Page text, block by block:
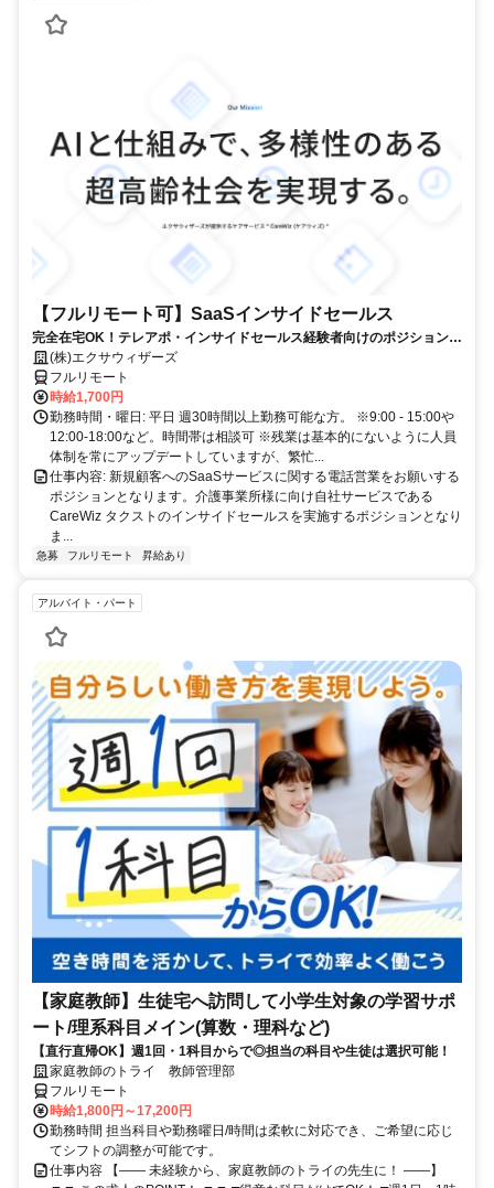
【フルリモート可】SaaSインサイドセールス
完全在宅OK！テレアポ・インサイドセールス経験者向けのポジションで
す！(株)エクサウィザーズ
フルリモート
時給1,700円
勤務時間・曜日: 平日 週30時間以上勤務可能な方。 ※9:00 - 15:00や
12:00-18:00など。時間帯は相談可 ※残業は基本的にないように人員
体制を常にアップデートしていますが、繁忙...
仕事内容: 新規顧客へのSaaSサービスに関する電話営業をお願いする
ポジションとなります。介護事業所様に向け自社サービスである
CareWiz タクストのインサイドセールスを実施するポジションとなり
ま...
急募 フルリモート 昇給あり
アルバイト・パート
【家庭教師】生徒宅へ訪問して小学生対象の学習サポ
ート/理系科目メイン(算数・理科など)
【直行直帰OK】週1回・1科目からで◎担当の科目や生徒は選択可能！
家庭教師のトライ 教師管理部
フルリモート
時給1,800円～17,200円
勤務時間 担当科目や勤務曜日/時間は柔軟に対応でき、ご希望に応じ
てシフトの調整が可能です。
仕事内容 【―― 未経験から、家庭教師のトライの先生に！ ――】